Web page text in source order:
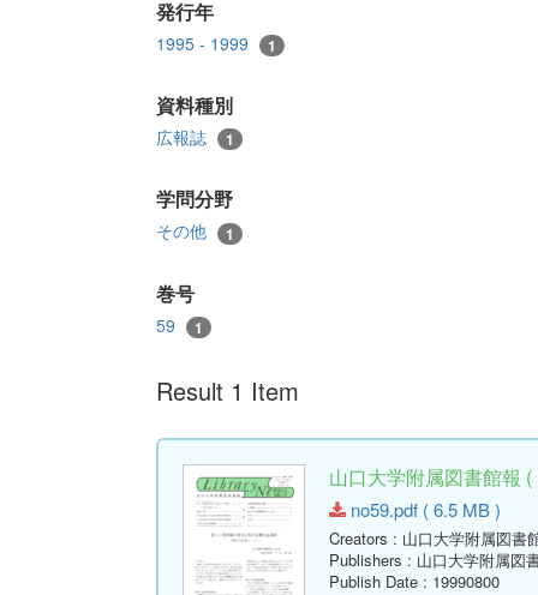
発行年
1995 - 1999 1
資料種別
広報誌 1
学問分野
その他 1
巻号
59 1
Result 1 Item
山口大学附属図書館報
no59.pdf ( 6.5 MB )
Creators : 山口大学附属図書
Publishers : 山口大学附属図
Publish Date : 19990800